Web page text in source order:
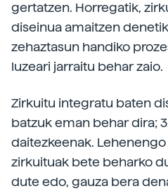
gertatzen. Horregatik,
diseinua amaitzen
zehaztasun handiko
luzeari jarraitu behar zaio.
Zirkuitu integratu baten
batzuk eman behar dira;
daitezkeenak.
zirkuituak bete beharko
dute edo, gauza bera